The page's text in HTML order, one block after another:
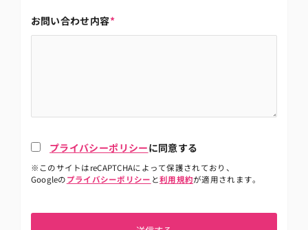
お問い合わせ内容*
プライバシーポリシーに同意する
※このサイトはreCAPTCHAによって保護されており、
Googleのプライバシーポリシー と利用規約が適用されます。